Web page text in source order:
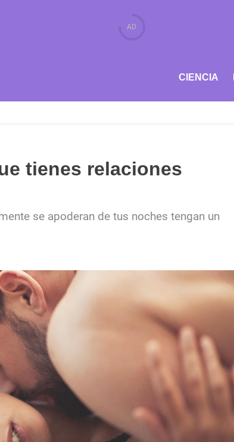
CIENCIA
tienes relaciones
se apoderan de tus noches tengan un